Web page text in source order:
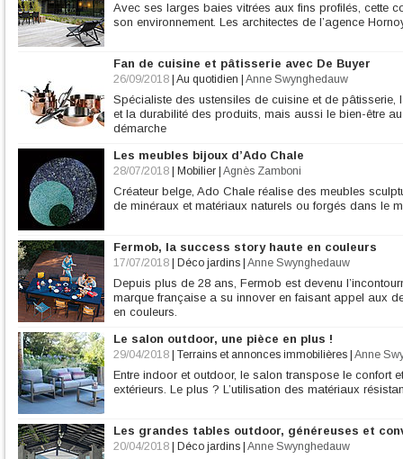
Avec ses larges baies vitrées aux fins profilés, cette
son environnement. Les architectes de l’agence
Fan de cuisine et pâtisserie avec De Buyer
26/09/2018 Au quotidien Anne Swynghedauw
Spécialiste des ustensiles de cuisine et de
et la durabilité des produits, mais aussi le bien-être
démarche
Les meubles bijoux d’Ado Chale
28/07/2018 Mobilier Agnès Zamboni
Créateur belge, Ado Chale réalise des meubles
de minéraux et matériaux naturels ou forgés dans le
Fermob, la success story haute en couleurs
17/07/2018 Déco jardins Anne Swynghedauw
Depuis plus de 28 ans, Fermob est devenu
marque française a su innover en faisant appel aux
en couleurs.
Le salon outdoor, une pièce en plus !
29/04/2018 Terrains et annonces immobilières Anne
Entre indoor et outdoor, le salon transpose le confort
extérieurs. Le plus ? L’utilisation des matériaux
Les grandes tables outdoor, généreuses et
20/04/2018 Déco jardins Anne Swynghedauw